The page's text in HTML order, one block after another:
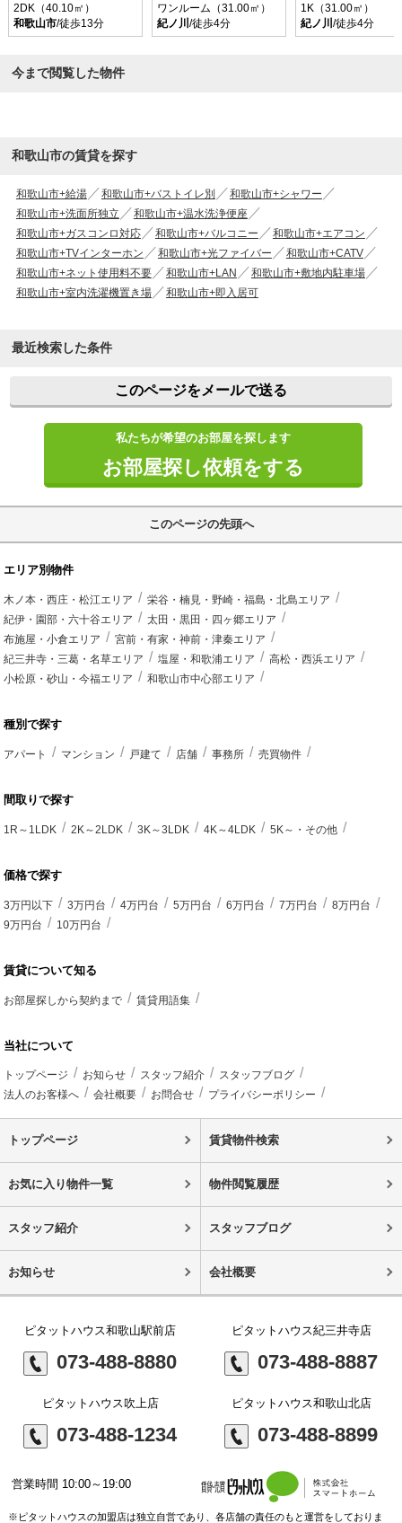
2DK（40.10㎡）
和歌山市/徒歩13分
ワンルーム（31.00㎡）
紀ノ川 /徒歩4分
1K（31.00㎡）
紀ノ川 /徒歩4分
今まで閲覧した物件
和歌山市の賃貸を探す
和歌山市+給湯 和歌山市+バストイレ別
和歌山市+シャワー
和歌山市+洗面所独立
和歌山市+温水洗浄便座
和歌山市+ガスコンロ対応
和歌山市+バルコニー
和歌山市+エアコン
和歌山市+TVインターホン
和歌山市+光ファイバー
和歌山市+CATV
和歌山市+ネット使用料不要
和歌山市+LAN
和歌山市+敷地内駐車場
和歌山市+室内洗濯機置き場
和歌山市+即入居可
最近検索した条件
このページをメールで送る
私たちが希望のお部屋を探します
お部屋探し依頼をする
このページの先頭へ
エリア別物件
木ノ本・西庄・松江エリア
栄谷・楠見・野崎・福島・北島エリア
紀伊・園部・六十谷エリア
太田・黒田・四ヶ郷エリア
布施屋・小倉エリア
宮前・有家・神前・津秦エリア
紀三井寺・三葛・名草エリア
塩屋・和歌浦エリア
高松・西浜エリア
小松原・砂山・今福エリア
和歌山市中心部エリア
種別で探す
アパート マンション 戸建て 店舗 事務所 売買物件
間取りで探す
1R～1LDK 2K～2LDK 3K～3LDK 4K～4LDK 5K～・その他
価格で探す
3万円以下 3万円台 4万円台 5万円台 6万円台 7万円台
8万円台
9万円台
10万円台
賃貸について知る
お部屋探しから契約まで 賃貸用語集
当社について
トップページ お知らせ スタッフ紹介
スタッフブログ
法人のお客様へ
会社概要 お問合せ プライバシーポリシー
トップページ 賃貸物件検索
お気に入り物件一覧 物件閲覧履歴
スタッフ紹介 スタッフブログ
お知らせ 会社概要
ピタットハウス和歌山駅前店
073-488-8880
ピタットハウス紀三井寺店
073-488-8887
ピタットハウス吹上店
073-488-1234
ピタットハウス和歌山北店
073-488-8899
営業時間 10:00～19:00
※ピタットハウスの加盟店は独立自営であり、各店舗の責任のもと運営をしておりま